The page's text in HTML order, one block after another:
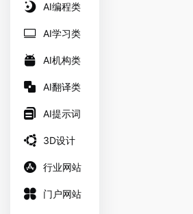
AI编程类
AI学习类
AI机构类
AI翻译类
AI提示词
3D设计
行业网站
门户网站